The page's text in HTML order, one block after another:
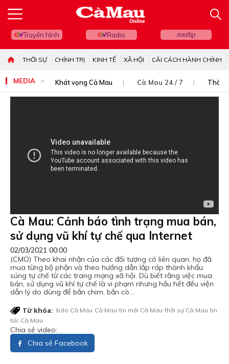
Truyền hình Radio ភាសាខ្មែរ
THỜI SỰ CHÍNH TRỊ KINH TẾ XÃ HỘI CẢI CÁCH HÀNH CHÍNH
MEDIA Khát vọng Cà Mau Cà Mau 24 / 7 Thời
Cà Mau: Cảnh báo tình trạng mua bán,
sử dụng vũ khí tự chế qua Internet
02/03/2021 00:00
(CMO) Theo khai nhận của các đối tượng có liên quan, họ đã
mua từng bộ phận và theo hướng dẫn lắp ráp thành khẩu
súng tự chế từ các trang mạng xã hội. Dù biết rằng việc mua
bán, sử dụng vũ khí tự chế là vi phạm nhưng hầu hết đều viện
dẫn lý do dùng để bắn chim, bắn cò…
Từ khóa: báo Cà Mau Cà Mau tin mới Cà Mau thời sự Cà Mau tin
tức Cà Mau
Chia sẻ video:
Chia sẻ Facebook